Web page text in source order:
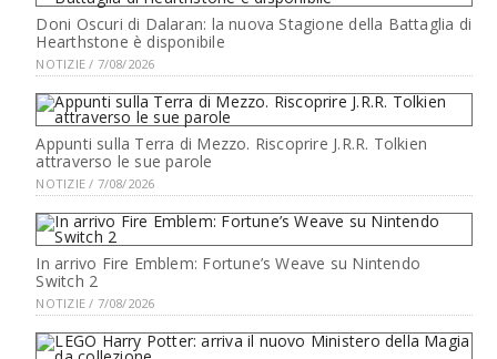
Doni Oscuri di Dalaran: la nuova Stagione della Battaglia di
Hearthstone è disponibile
NOTIZIE / 7/08/2026
Appunti sulla Terra di Mezzo. Riscoprire J.R.R. Tolkien
attraverso le sue parole
NOTIZIE / 7/08/2026
In arrivo Fire Emblem: Fortune’s Weave su Nintendo
Switch 2
NOTIZIE / 7/08/2026